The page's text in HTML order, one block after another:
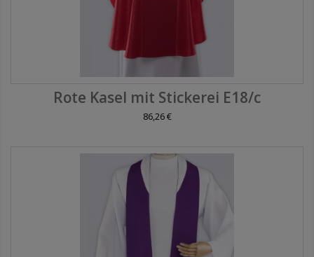
Rote Kasel mit Stickerei E18/c
86,26 €